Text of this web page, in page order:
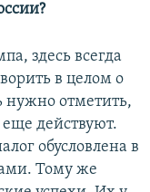
здесь всегда
в целом о
нужно отметить,
действуют.
обусловлена в
Тому же